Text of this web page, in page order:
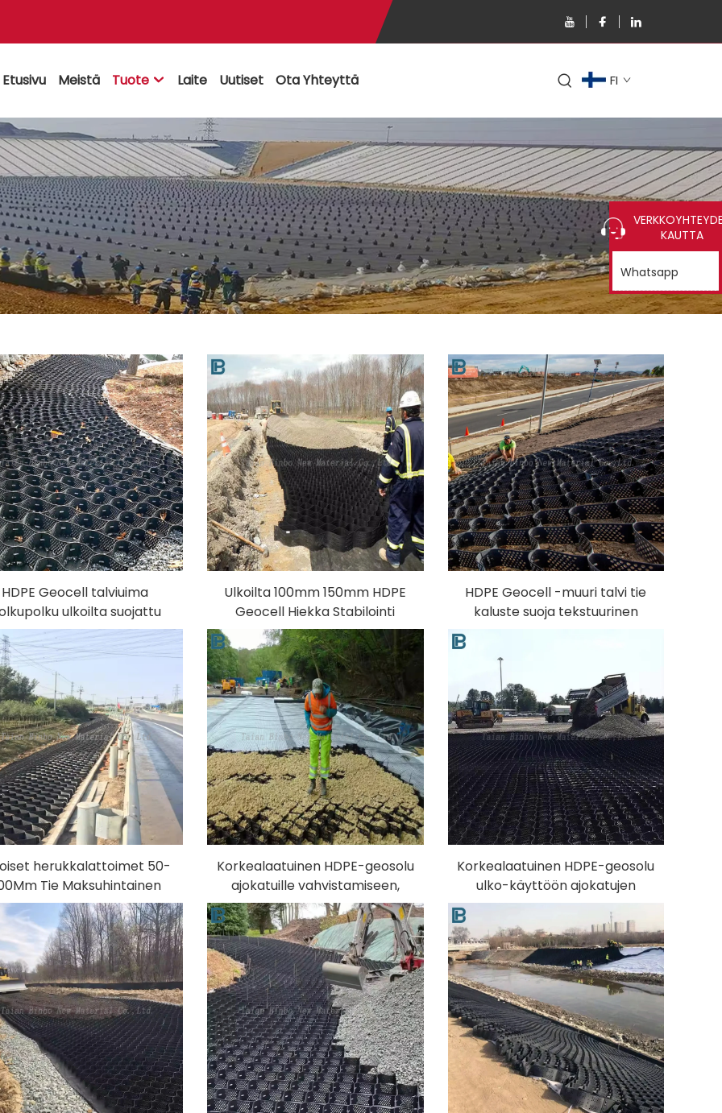
Etusivu Meistä Tuote  Laite Uutiset Ota Yhteyttä FI
HDPE Geocell talviuima
ulkoilta suojattu
vakauttaja 3D-
mallinnuskyky PP
Ulkoilta 100mm 150mm HDPE
Geocell Hiekka Stabilointi
Laatoitus Ruudukko Tie
Stabilointi PP-aine 3D-
mallinnuskyky
HDPE Geocell -muuri talvi tie
kaluste suoja tekstuurinen
herukkalattoimet 50-
Tie Maksuhintainen
Talvi Tie Muovi Geo
Maanalainen Hiekka
Ruudukko PP-aine
Korkealaatuinen HDPE-geosolu
ajokatuille vahvistamiseen,
parkkipaikoille, teille, geosolu
ravinnonhallintaan ja maan
kaltevuuteen
Korkealaatuinen HDPE-geosolu
ulko-käyttöön ajokatujen
parkkipaikkojen
vahvistamiseksi,
ravinnonhallintaan ja maan
kaltevuuden vakauttamiseen
PP
KAUTTA
Whatsapp